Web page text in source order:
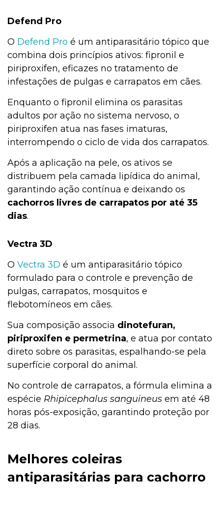
Defend Pro
O Defend Pro é um antiparasitário tópico que
combina dois princípios ativos: fipronil e
piriproxifen, eficazes no tratamento de
infestações de pulgas e carrapatos em cães.
Enquanto o fipronil elimina os parasitas
adultos por ação no sistema nervoso, o
piriproxifen atua nas fases imaturas,
interrompendo o ciclo de vida dos carrapatos.
Após a aplicação na pele, os ativos se
distribuem pela camada lipídica do animal,
garantindo ação contínua e deixando os
cachorros livres de carrapatos por até 35
dias.
Vectra 3D
O Vectra 3D é um antiparasitário tópico
formulado para o controle e prevenção de
pulgas, carrapatos, mosquitos e
flebotomíneos em cães.
Sua composição associa dinotefuran,
piriproxifen e permetrina, e atua por contato
direto sobre os parasitas, espalhando-se pela
superfície corporal do animal.
No controle de carrapatos, a fórmula elimina a
espécie Rhipicephalus sanguineus em até 48
horas pós-exposição, garantindo proteção por
28 dias.
Melhores coleiras
antiparasitárias para cachorro